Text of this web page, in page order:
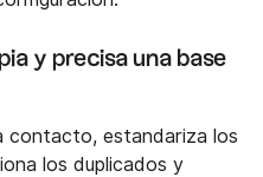
y precisa una base
contacto, estandariza los
los duplicados y